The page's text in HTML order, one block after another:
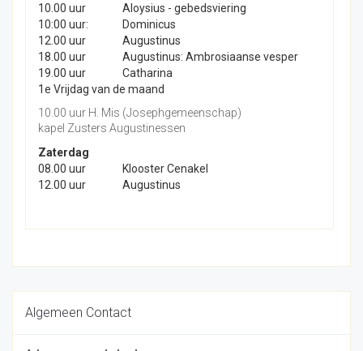
10.00 uur
Aloysius - gebedsviering
10:00 uur:
Dominicus
12.00 uur
Augustinus
18.00 uur
Augustinus: Ambrosiaanse vesper
19.00 uur
Catharina
1e Vrijdag van de maand
10.00 uur H. Mis (Josephgemeenschap)
kapel Zusters Augustinessen
Zaterdag
08.00 uur
Klooster Cenakel
12.00 uur
Augustinus
Algemeen Contact